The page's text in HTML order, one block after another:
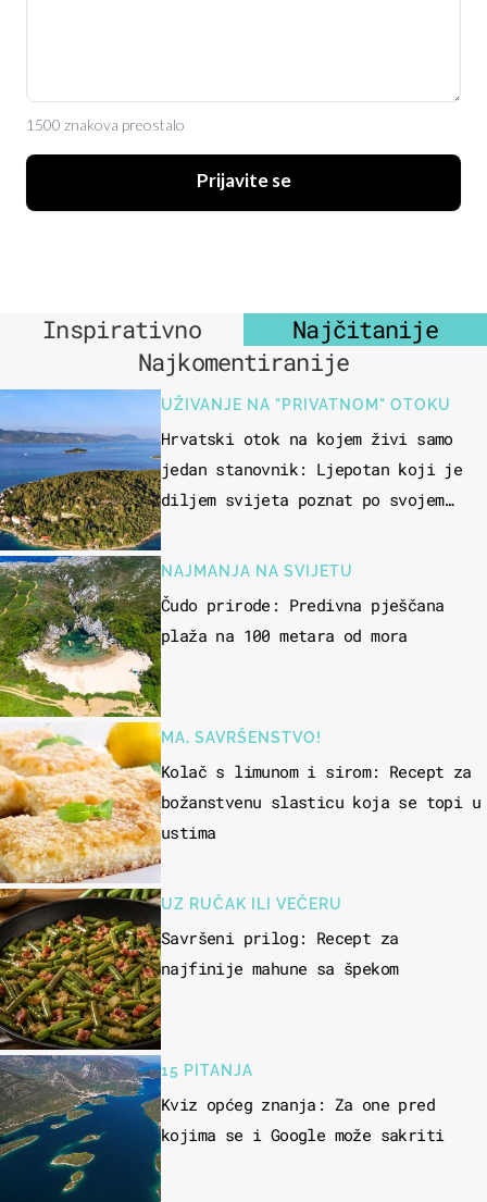
1500 znakova preostalo
Prijavite se
Inspirativno
Najčitanije
Najkomentiranije
UŽIVANJE NA "PRIVATNOM" OTOKU
Hrvatski otok na kojem živi samo
jedan stanovnik: Ljepotan koji je
diljem svijeta poznat po svojem
NAJMANJA NA SVIJETU
Čudo prirode: Predivna pješčana
plaža na 100 metara od mora
MA, SAVRŠENSTVO!
Kolač s limunom i sirom: Recept za
božanstvenu slasticu koja se topi u
ustima
UZ RUČAK ILI VEČERU
Savršeni prilog: Recept za
najfinije mahune sa špekom
15 PITANJA
Kviz općeg znanja: Za one pred
kojima se i Google može sakriti